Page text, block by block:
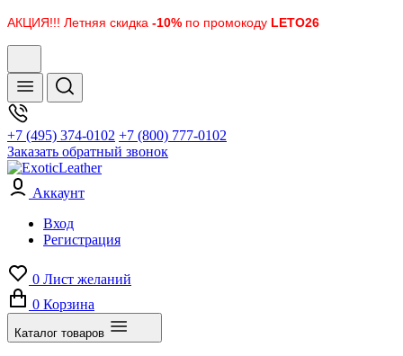
АКЦИЯ!!! Летняя скидка -10% по промокоду LETO26
+7 (495) 374-0102 +7 (800) 777-0102
Заказать обратный звонок
Аккаунт
Вход
Регистрация
0 Лист желаний
0 Корзина
Каталог товаров